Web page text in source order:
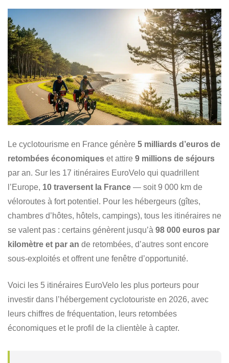
Le cyclotourisme en France génère 5 milliards d’euros de
retombées économiques et attire 9 millions de séjours
par an. Sur les 17 itinéraires EuroVelo qui quadrillent
l’Europe, 10 traversent la France — soit 9 000 km de
véloroutes à fort potentiel. Pour les hébergeurs (gîtes,
chambres d’hôtes, hôtels, campings), tous les itinéraires ne
se valent pas : certains génèrent jusqu’à 98 000 euros par
kilomètre et par an de retombées, d’autres sont encore
sous-exploités et offrent une fenêtre d’opportunité.
Voici les 5 itinéraires EuroVelo les plus porteurs pour
investir dans l’hébergement cyclotouriste en 2026, avec
leurs chiffres de fréquentation, leurs retombées
économiques et le profil de la clientèle à capter.